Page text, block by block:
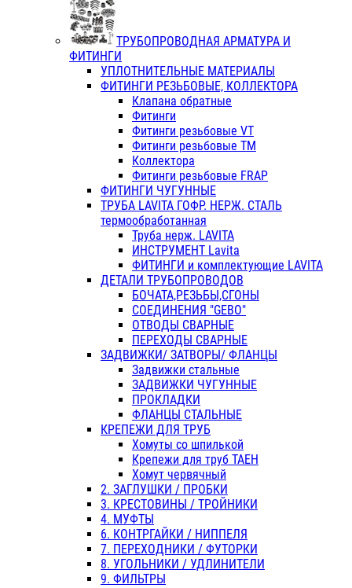
ТРУБОПРОВОДНАЯ АРМАТУРА И
ФИТИНГИ
УПЛОТНИТЕЛЬНЫЕ МАТЕРИАЛЫ
ФИТИНГИ РЕЗЬБОВЫЕ, КОЛЛЕКТОРА
Клапана обратные
Фитинги
Фитинги резьбовые VT
Фитинги резьбовые ТМ
Коллектора
Фитинги резьбовые FRAP
ФИТИНГИ ЧУГУННЫЕ
ТРУБА LAVITA ГОФР. НЕРЖ. СТАЛЬ
термообработанная
Труба нерж. LAVITA
ИНСТРУМЕНТ Lavita
ФИТИНГИ и комплектующие LAVITA
ДЕТАЛИ ТРУБОПРОВОДОВ
БОЧАТА,РЕЗЬБЫ,СГОНЫ
СОЕДИНЕНИЯ "GEBO"
ОТВОДЫ СВАРНЫЕ
ПЕРЕХОДЫ СВАРНЫЕ
ЗАДВИЖКИ/ ЗАТВОРЫ/ ФЛАНЦЫ
Задвижки стальные
ЗАДВИЖКИ ЧУГУННЫЕ
ПРОКЛАДКИ
ФЛАНЦЫ СТАЛЬНЫЕ
КРЕПЕЖИ ДЛЯ ТРУБ
Хомуты со шпилькой
Крепежи для труб ТАЕН
Хомут червячный
2. ЗАГЛУШКИ / ПРОБКИ
3. КРЕСТОВИНЫ / ТРОЙНИКИ
4. МУФТЫ
6. КОНТРГАЙКИ / НИППЕЛЯ
7. ПЕРЕХОДНИКИ / ФУТОРКИ
8. УГОЛЬНИКИ / УДЛИНИТЕЛИ
9. ФИЛЬТРЫ